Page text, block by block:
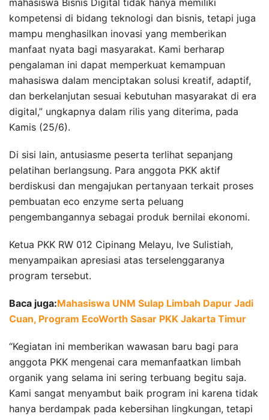
kompetensi di bidang teknologi dan bisnis, tetapi juga
mampu menghasilkan inovasi yang memberikan
manfaat nyata bagi masyarakat. Kami berharap
pengalaman ini dapat memperkuat kemampuan
mahasiswa dalam menciptakan solusi kreatif, adaptif,
dan berkelanjutan sesuai kebutuhan masyarakat di era
digital,” ungkapnya dalam rilis yang diterima, pada
Kamis (25/6).
Di sisi lain, antusiasme peserta terlihat sepanjang
pelatihan berlangsung. Para anggota PKK aktif
berdiskusi dan mengajukan pertanyaan terkait proses
pembuatan eco enzyme serta peluang
pengembangannya sebagai produk bernilai ekonomi.
Ketua PKK RW 012 Cipinang Melayu, Ive Sulistiah,
menyampaikan apresiasi atas terselenggaranya
program tersebut.
Baca juga:Mahasiswa UNM Sulap Limbah Dapur Jadi
Cuan, Program EcoWorth Sasar PKK Jakarta Timur
“Kegiatan ini memberikan wawasan baru bagi para
anggota PKK mengenai cara memanfaatkan limbah
organik yang selama ini sering terbuang begitu saja.
Kami sangat menyambut baik program ini karena tidak
hanya berdampak pada kebersihan lingkungan, tetapi